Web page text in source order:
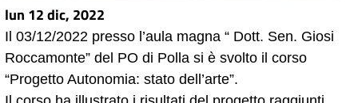
lun 12 dic, 2022
Il 03/12/2022 presso l’aula magna “ Dott. Sen. Giosi
Roccamonte” del PO di Polla si è svolto il corso
“Progetto Autonomia: stato dell’arte”.